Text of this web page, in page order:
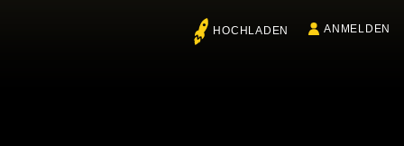
HOCHLADEN ANMELDEN